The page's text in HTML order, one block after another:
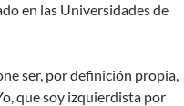
en las Universidades de
ser, por definición propia,
que soy izquierdista por